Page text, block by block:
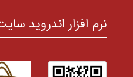
نرم افزار اندروید سایت